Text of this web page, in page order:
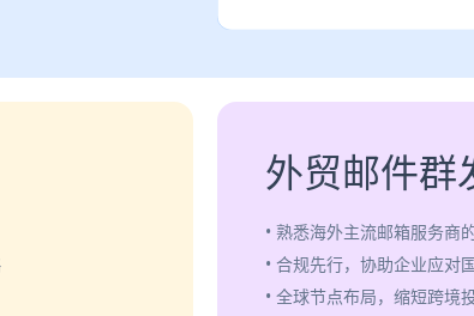
外贸邮件群
• 熟悉海外主流邮箱服务商
• 合规先行，协助企业应对
• 全球节点布局，缩短跨境